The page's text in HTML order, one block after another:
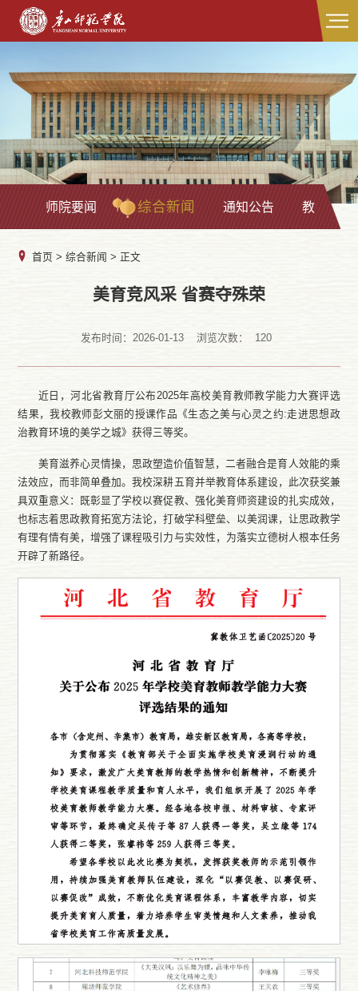
师院要闻 综合新闻 通知公告 教学科研
首页 > 综合新闻 > 正文
美育竞风采 省赛夺殊荣
发布时间：2026-01-13 浏览次数： 120
近日，河北省教育厅公布2025年高校美育教师教学能力大赛评选
结果，我校教师彭文丽的授课作品《生态之美与心灵之约:走进思想政
治教育环境的美学之城》获得三等奖。
美育滋养心灵情操，思政塑造价值智慧，二者融合是育人效能的乘
法效应，而非简单叠加。我校深耕五育并举教育体系建设，此次获奖兼
具双重意义：既彰显了学校以赛促教、强化美育师资建设的扎实成效，
也标志着思政教育拓宽方法论，打破学科壁垒、以美润课，让思政教学
有理有情有美，增强了课程吸引力与实效性，为落实立德树人根本任务
开辟了新路径。